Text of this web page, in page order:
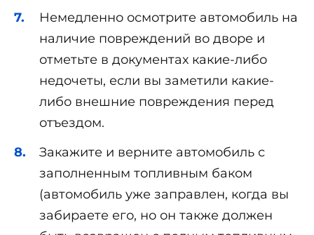
Немедленно осмотрите автомобиль на
наличие повреждений во дворе и
отметьте в документах какие-либо
недочеты, если вы заметили какие-
либо внешние повреждения перед
отъездом.
Закажите и верните автомобиль с
заполненным топливным баком
(автомобиль уже заправлен, когда вы
забираете его, но он также должен